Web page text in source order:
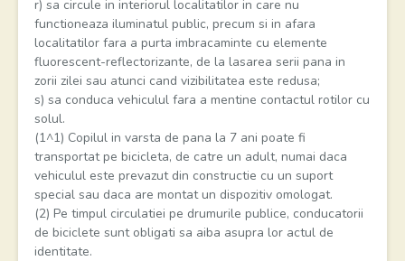
r) sa circule in interiorul localitatilor in care nu
functioneaza iluminatul public, precum si in afara
localitatilor fara a purta imbracaminte cu elemente
fluorescent-reflectorizante, de la lasarea serii pana in
zorii zilei sau atunci cand vizibilitatea este redusa;
s) sa conduca vehiculul fara a mentine contactul rotilor cu
solul.
(1^1) Copilul in varsta de pana la 7 ani poate fi
transportat pe bicicleta, de catre un adult, numai daca
vehiculul este prevazut din constructie cu un suport
special sau daca are montat un dispozitiv omologat.
(2) Pe timpul circulatiei pe drumurile publice, conducatorii
de biciclete sunt obligati sa aiba asupra lor actul de
identitate.